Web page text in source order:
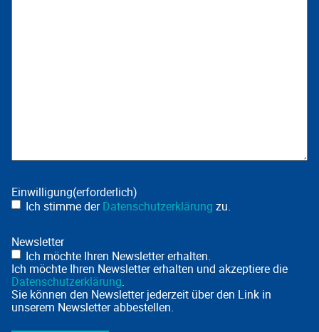
Einwilligung(erforderlich)
Ich stimme derDatenschutzerklärung zu.
Newsletter
Ich möchte Ihren Newsletter erhalten.
Ich möchte Ihren Newsletter erhalten und akzeptiere die
Datenschutzerklärung.
Sie können den Newsletter jederzeit über den Link in
unserem Newsletter abbestellen.